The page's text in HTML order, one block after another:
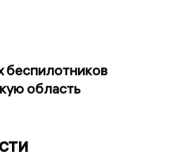
беспилотников
область